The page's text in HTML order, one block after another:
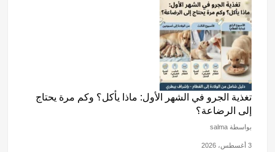
تغذية الجرو في الشهر الأول: ماذا يأكل؟ وكم مرة يحتاج
إلى الرضاعة؟
بواسطة salma
3 أغسطس، 2026